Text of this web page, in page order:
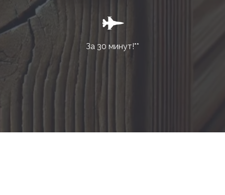
За 30 минут!**